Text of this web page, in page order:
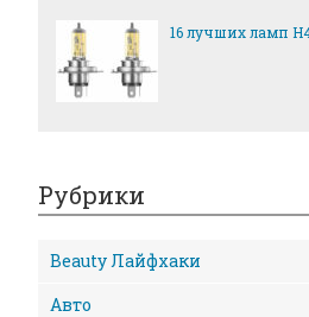
16 лучших ламп
Рубрики
Beauty Лайфхаки
Авто